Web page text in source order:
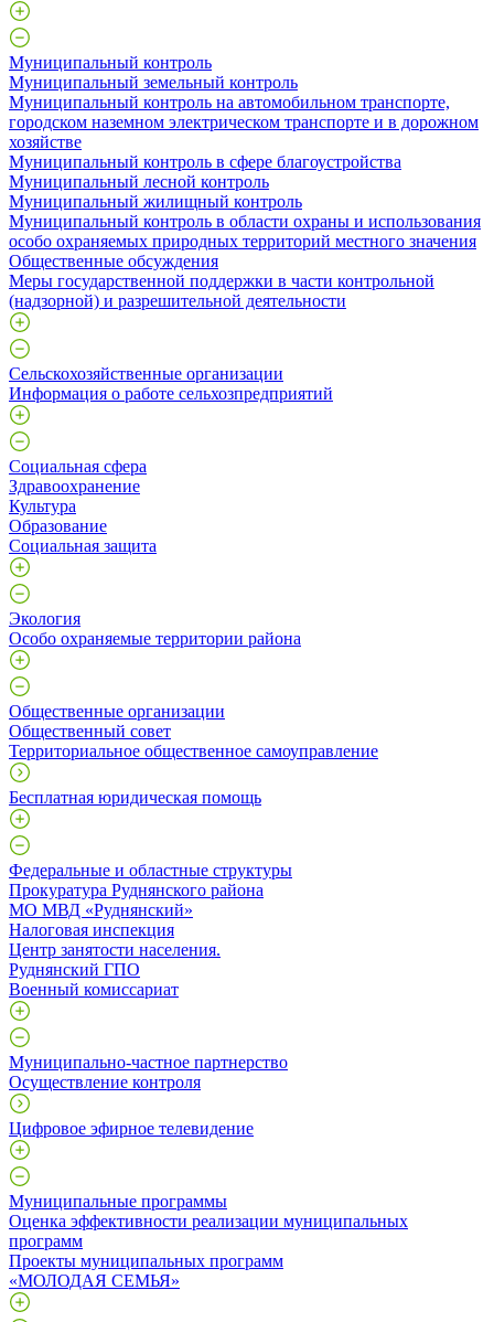
Муниципальный контроль
Муниципальный земельный контроль
Муниципальный контроль на автомобильном транспорте,
городском наземном электрическом транспорте и в дорожном
хозяйстве
Муниципальный контроль в сфере благоустройства
Муниципальный лесной контроль
Муниципальный жилищный контроль
Муниципальный контроль в области охраны и использования
особо охраняемых природных территорий местного значения
Общественные обсуждения
Меры государственной поддержки в части контрольной
(надзорной) и разрешительной деятельности
Сельскохозяйственные организации
Информация о работе сельхозпредприятий
Социальная сфера
Здравоохранение
Культура
Образование
Социальная защита
Экология
Особо охраняемые территории района
Общественные организации
Общественный совет
Территориальное общественное самоуправление
Бесплатная юридическая помощь
Федеральные и областные структуры
Прокуратура Руднянского района
МО МВД «Руднянский»
Налоговая инспекция
Центр занятости населения.
Руднянский ГПО
Военный комиссариат
Муниципально-частное партнерство
Осуществление контроля
Цифровое эфирное телевидение
Муниципальные программы
Оценка эффективности реализации муниципальных
программ
Проекты муниципальных программ
«МОЛОДАЯ СЕМЬЯ»